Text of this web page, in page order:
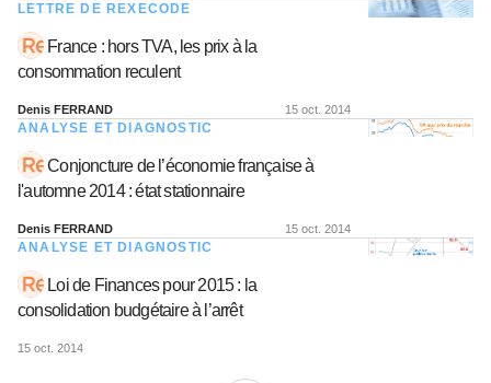
LETTRE DE REXECODE
France : hors TVA, les prix à la
consommation reculent
Denis FERRAND 15 oct. 2014
ANALYSE ET DIAGNOSTIC
Conjoncture de l’économie française à
l'automne 2014 : état stationnaire
Denis FERRAND 15 oct. 2014
ANALYSE ET DIAGNOSTIC
Loi de Finances pour 2015 : la
consolidation budgétaire à l’arrêt
15 oct. 2014